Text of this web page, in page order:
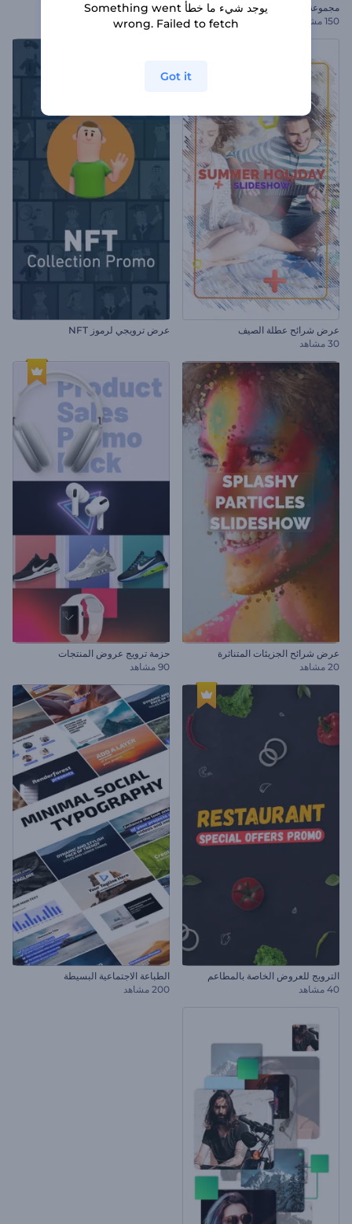
مجموعة عناوين بتأثير مشوش
150 مشاهد
افتتاحية العناوين الإيقاعية
عرض شرائح عطلة الصيف
30 مشاهد
عرض ترويجي لرموز NFT
عرض شرائح الجزيئات المتناثرة
20 مشاهد
حزمة ترويج عروض المنتجات
90 مشاهد
الترويج للعروض الخاصة بالمطاعم
40 مشاهد
الطباعة الاجتماعية البسيطة
200 مشاهد
يوجد شيء ما خطأ Something went
wrong. Failed to fetch
Got it